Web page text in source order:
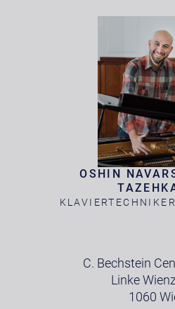
OSHIN
C. Bechstein
Linke
1060